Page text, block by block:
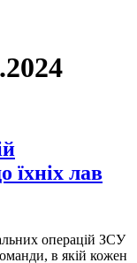
їхніх лав
операцій ЗСУ
в якій кожен